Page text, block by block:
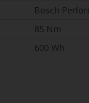
Bosch
85 Nm
600 Wh